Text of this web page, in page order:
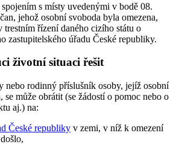
s místy uvedenými v bodě 08.
jehož osobní svoboda byla omezena,
trestním řízení daného cizího státu o
zastupitelského úřadu České republiky.
životní situaci řešit
nebo rodinný příslušník osoby, jejíž osobní
se může obrátit (se žádostí o pomoc nebo o
aj.) na:
České republiky v zemi, v níž k omezení